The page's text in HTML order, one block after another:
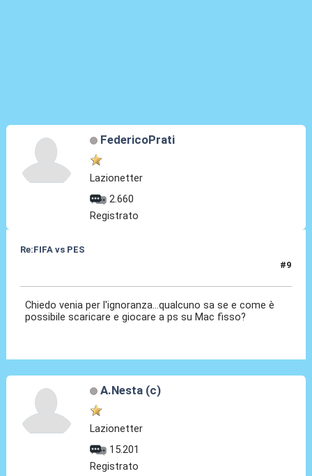
FedericoPrati
Lazionetter
2.660
Registrato
Re:FIFA vs PES
#9
Chiedo venia per l'ignoranza...qualcuno sa se e come è
possibile scaricare e giocare a ps su Mac fisso?
A.Nesta (c)
Lazionetter
15.201
Registrato